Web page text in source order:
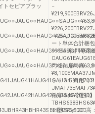
トセピアブラッ
−
−
ート単体合計梱
999999袖門専用
門柱袖扉用高：
ット７５角用（
袖扉本体【選択
２型700×1200高